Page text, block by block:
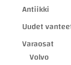
Antiikki
Uudet
Varaosat
Volvo